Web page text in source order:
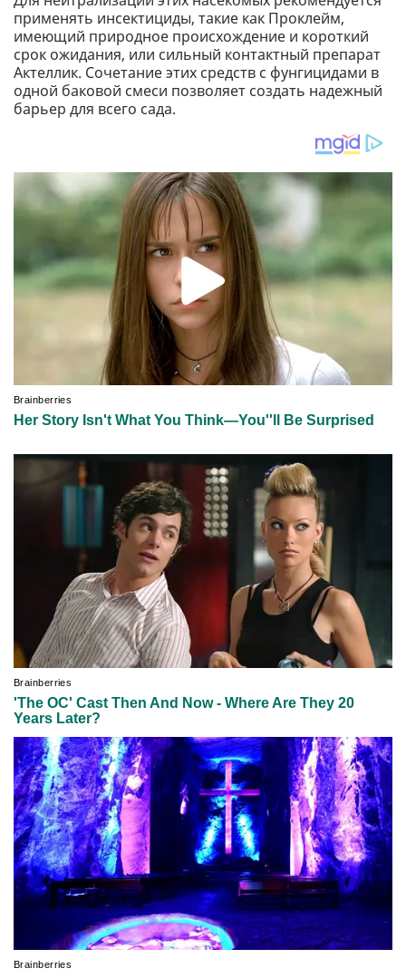
применять инсектициды, такие как Проклейм,
имеющий природное происхождение и короткий
срок ожидания, или сильный контактный препарат
Актеллик. Сочетание этих средств с фунгицидами в
одной баковой смеси позволяет создать надежный
барьер для всего сада.